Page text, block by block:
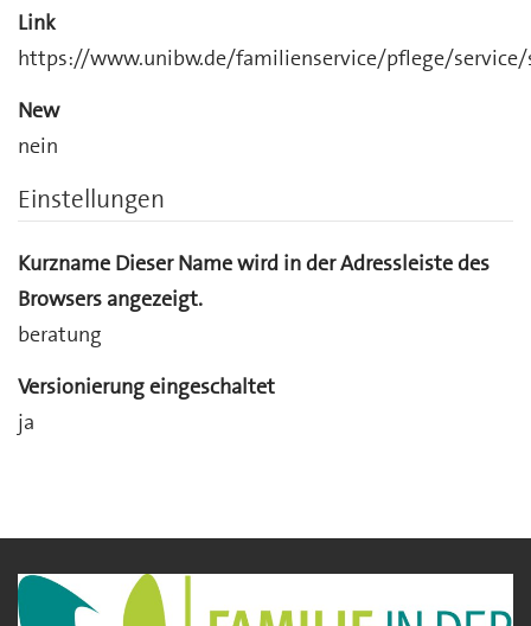
Link
https://www.unibw.de/familienservice/pflege/service/
New
nein
Einstellungen
Kurzname Dieser Name wird in der Adressleiste des
Browsers angezeigt.
beratung
Versionierung eingeschaltet
ja